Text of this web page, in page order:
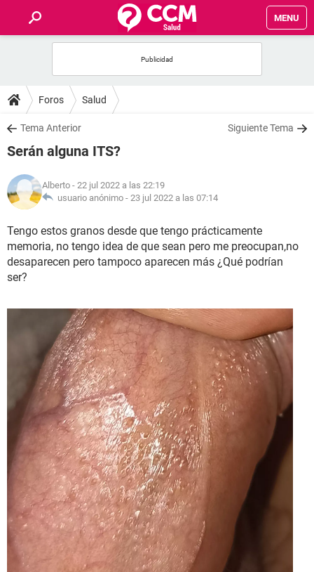
MENU
FOROS
SALUD
NUTRICIÓN
BIENESTAR
SEXUALIDAD
Foros Salud
Tema Anterior Siguiente Tema
Serán alguna ITS?
Alberto - 22 jul 2022 a las 22:19
usuario anónimo - 23 jul 2022 a las 07:14
Tengo estos granos desde que tengo prácticamente
memoria, no tengo idea de que sean pero me preocupan,no
desaparecen pero tampoco aparecen más ¿Qué podrían
ser?